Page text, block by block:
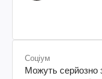
Соціум
Можуть серйозно